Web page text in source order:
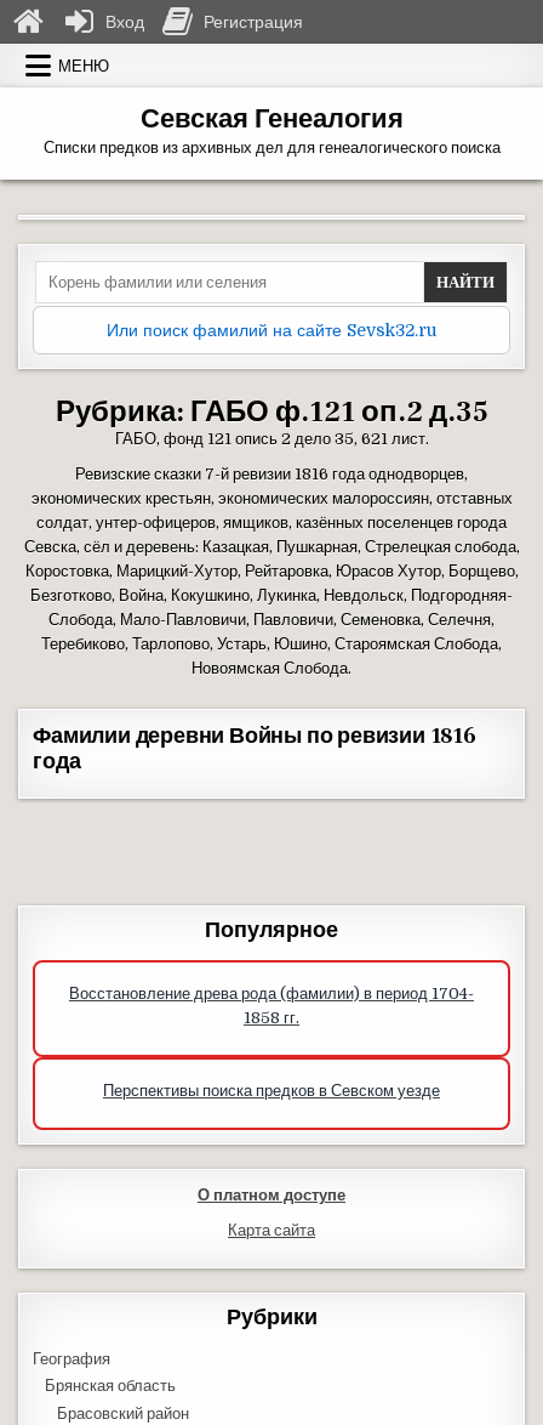
Перейти к содержимому
МЕНЮ
Севская Генеалогия
Списки предков из архивных дел для генеалогического поиска
Search for:
Или поиск фамилий на сайте Sevsk32.ru
Рубрика: ГАБО ф.121 оп.2 д.35
ГАБО, фонд 121 опись 2 дело 35, 621 лист.
Ревизские сказки 7-й ревизии 1816 года однодворцев,
экономических крестьян, экономических малороссиян, отставных
солдат, унтер-офицеров, ямщиков, казённых поселенцев города
Севска, сёл и деревень: Казацкая, Пушкарная, Стрелецкая слобода,
Коростовка, Марицкий-Хутор, Рейтаровка, Юрасов Хутор, Борщево,
Безготково, Война, Кокушкино, Лукинка, Невдольск, Подгородняя-
Слобода, Мало-Павловичи, Павловичи, Семеновка, Селечня,
Теребиково, Тарлопово, Устарь, Юшино, Староямская Слобода,
Новоямская Слобода.
Фамилии деревни Войны по ревизии 1816
года
Популярное
Восстановление древа рода (фамилии) в период 1704-
1858 гг.
Перспективы поиска предков в Севском уезде
О платном доступе
Карта сайта
Рубрики
География
Брянская область
Брасовский район
Вход Регистрация